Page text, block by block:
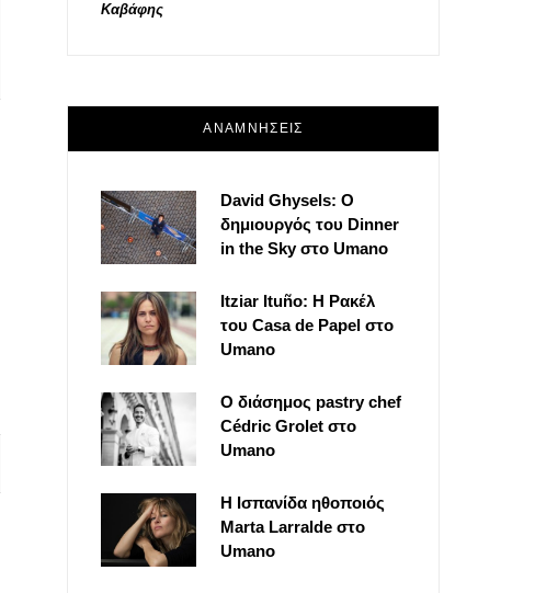
Καβάφης
ΑΝΑΜΝΗΣΕΙΣ
David Ghysels: Ο
δημιουργός του Dinner
in the Sky στο Umano
Itziar Ituño: Η Ρακέλ
του Casa de Papel στο
Umano
Ο διάσημος pastry chef
Cédric Grolet στο
Umano
Η Ισπανίδα ηθοποιός
Marta Larralde στο
Umano